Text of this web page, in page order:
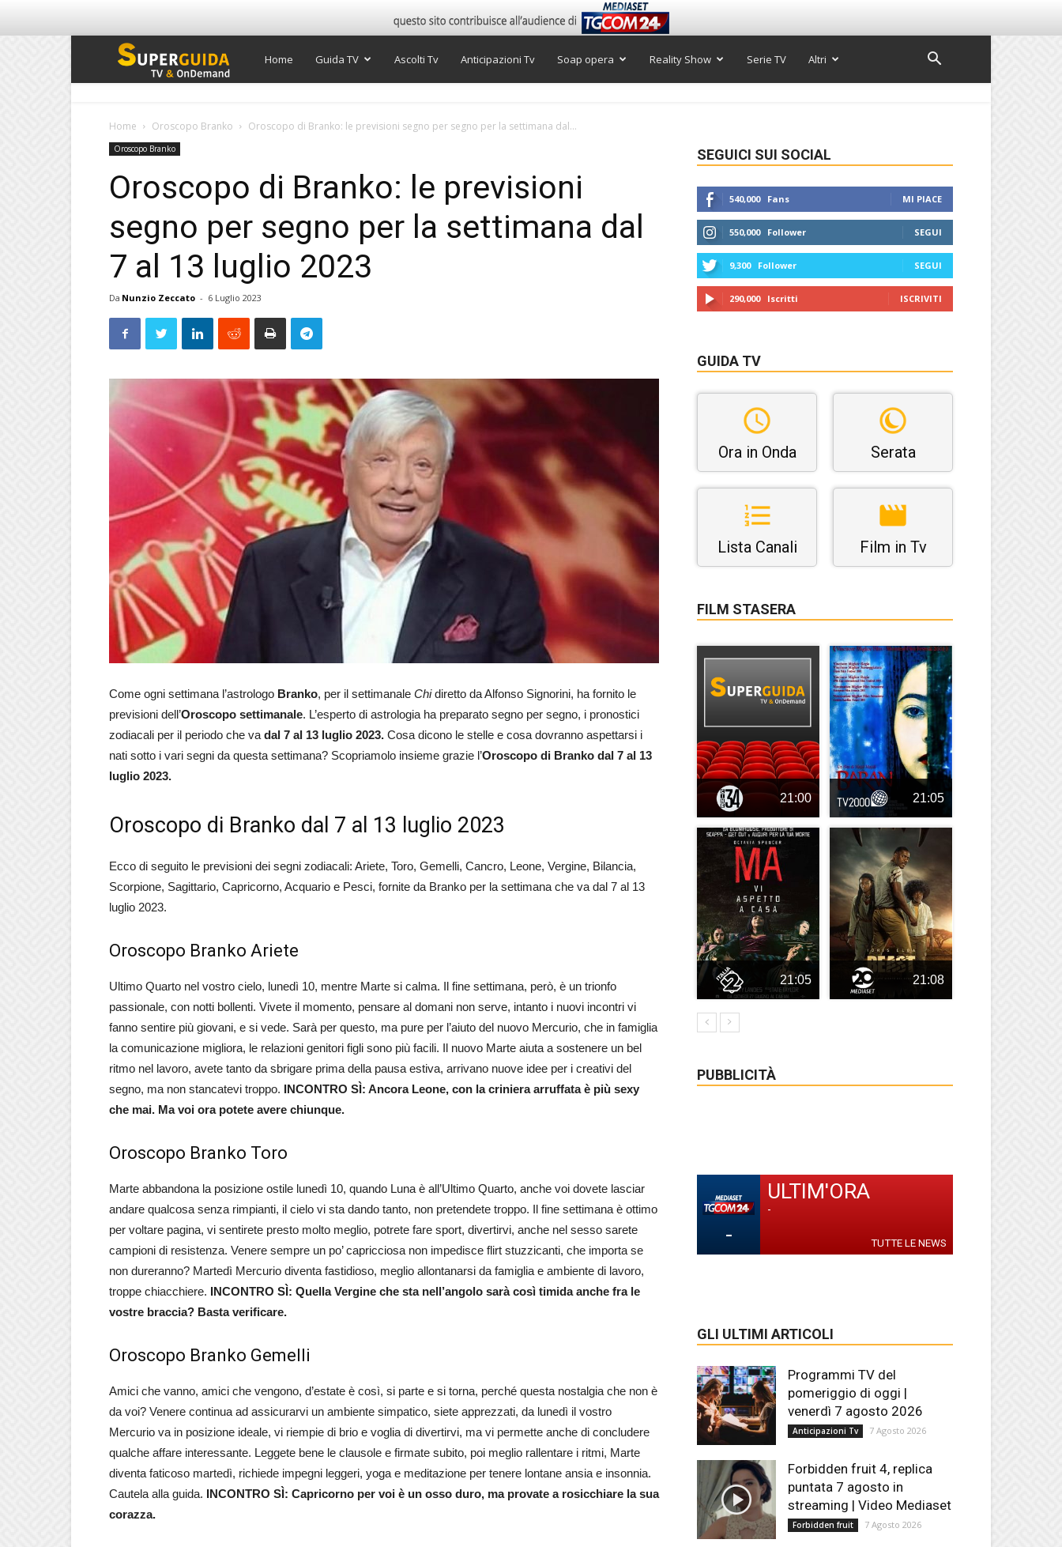
Super
Home Guida TV Ascolti Tv Anticipazioni Tv Soap opera Reality Show Serie TV Altri
Home Oroscopo Branko Oroscopo di Branko: le previsioni segno per segno per la settimana dal...
Oroscopo Branko
Oroscopo di Branko: le previsioni
segno per segno per la settimana dal
7 al 13 luglio 2023
Da Nunzio Zeccato - 6 Luglio 2023
Come ogni settimana l’astrologo Branko, per il settimanale Chidiretto da Alfonso Signorini, ha fornito le
previsioni dell’Oroscopo settimanale. L’esperto di astrologia ha preparato segno per segno, i pronostici
zodiacali per il periodo che va dal 7 al 13 luglio 2023. Cosa dicono le stelle e cosa dovranno aspettarsi i
nati sotto i vari segni da questa settimana? Scopriamolo insieme grazie l’Oroscopo di Branko dal 7 al 13
luglio 2023.
Oroscopo di Branko dal 7 al 13 luglio 2023
Ecco di seguito le previsioni dei segni zodiacali: Ariete, Toro, Gemelli, Cancro, Leone, Vergine, Bilancia,
Scorpione, Sagittario, Capricorno, Acquario e Pesci, fornite da Branko per la settimana che va dal 7 al 13
luglio 2023.
Oroscopo Branko Ariete
Ultimo Quarto nel vostro cielo, lunedì 10, mentre Marte si calma. Il fine settimana, però, è un trionfo
passionale, con notti bollenti. Vivete il momento, pensare al domani non serve, intanto i nuovi incontri vi
fanno sentire più giovani, e si vede. Sarà per questo, ma pure per l’aiuto del nuovo Mercurio, che in famiglia
la comunicazione migliora, le relazioni genitori figli sono più facili. Il nuovo Marte aiuta a sostenere un bel
ritmo nel lavoro, avete tanto da sbrigare prima della pausa estiva, arrivano nuove idee per i creativi del
segno, ma non stancatevi troppo. INCONTRO SÌ: Ancora Leone, con la criniera arruffata è più sexy
che mai. Ma voi ora potete avere chiunque.
Oroscopo Branko Toro
Marte abbandona la posizione ostile lunedì 10, quando Luna è all’Ultimo Quarto, anche voi dovete lasciar
andare qualcosa senza rimpianti, il cielo vi sta dando tanto, non pretendete troppo. Il fine settimana è ottimo
per voltare pagina, vi sentirete presto molto meglio, potrete fare sport, divertirvi, anche nel sesso sarete
campioni di resistenza. Venere sempre un po’ capricciosa non impedisce flirt stuzzicanti, che importa se
non dureranno? Martedì Mercurio diventa fastidioso, meglio allontanarsi da famiglia e ambiente di lavoro,
troppe chiacchiere. INCONTRO SÌ: Quella Vergine che sta nell’angolo sarà così timida anche fra le
vostre braccia? Basta verificare.
Oroscopo Branko Gemelli
Amici che vanno, amici che vengono, d’estate è così, si parte e si torna, perché questa nostalgia che non è
da voi? Venere continua ad assicurarvi un ambiente simpatico, siete apprezzati, da lunedì il vostro
Mercurio va in posizione ideale, vi riempie di brio e voglia di divertirvi, ma vi permette anche di concludere
qualche affare interessante. Leggete bene le clausole e firmate subito, poi meglio rallentare i ritmi, Marte
diventa faticoso martedì, richiede impegni leggeri, yoga e meditazione per tenere lontane ansia e insonnia.
Cautela alla guida. INCONTRO SÌ: Capricorno per voi è un osso duro, ma provate a rosicchiare la sua
corazza.
SEGUICI SUI SOCIAL
540,000 Fans MI PIACE
550,000 Follower SEGUI
9,300 Follower SEGUI
290,000 Iscritti ISCRIVITI
GUIDA TV
Ora in Onda Serata
Lista Canali Film in Tv
FILM STASERA
21:00 21:05
21:05 21:08
PUBBLICITÀ
-
ULTIM'ORA
-
TUTTE LE NEWS
GLI ULTIMI ARTICOLI
Programmi TV del
pomeriggio di oggi |
venerdì 7 agosto 2026
Anticipazioni Tv 7 Agosto 2026
Forbidden fruit 4, replica
puntata 7 agosto in
streaming | Video Mediaset
Forbidden fruit 7 Agosto 2026